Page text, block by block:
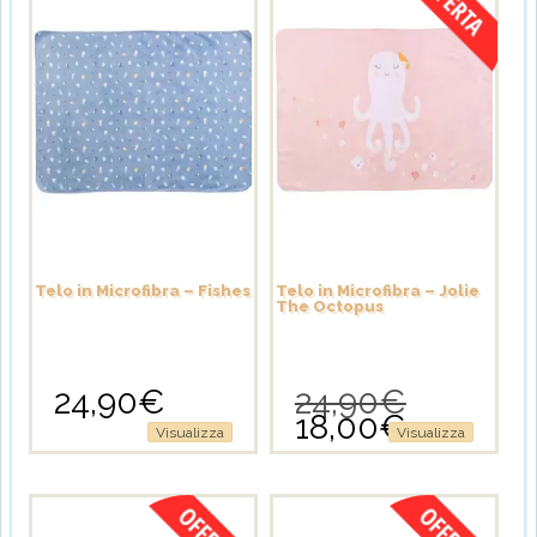
Telo in Microfibra – Fishes
24,90€
Visualizza
Telo in Microfibra – Jolie
The Octopus
24,90€Il
prezzo
originale
24,90€.
18,00€Il
prezzo
è:
18,00€.
Visualizza